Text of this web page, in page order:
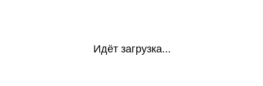
Идёт загрузка...